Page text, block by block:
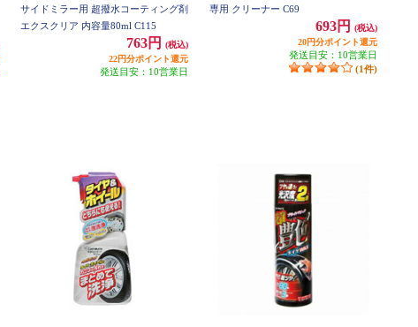
サイドミラー用 超撥水コーティング剤
エクスクリア 内容量80ml C115
763円
(税込)
22円分ポイント還元
発送目安：10営業日
専用 クリーナー C69
693円
(税込)
20円分ポイント還元
発送目安：10営業日
(1件)